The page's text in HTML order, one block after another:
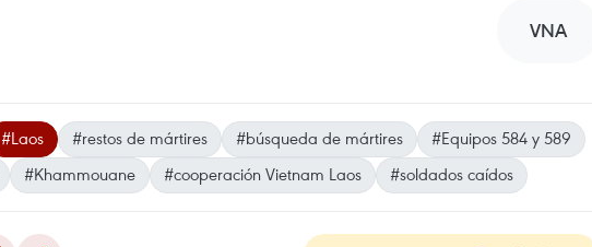
VNA
#Laos #restos de mártires #búsqueda de mártires
#Equipos 584 y 589
#Khammouane #cooperación Vietnam Laos #soldados caídos